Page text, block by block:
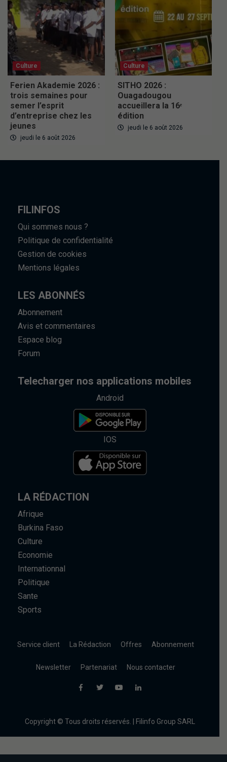
Culture
Ferien Akademie 2026 :
trois semaines pour
semer l’esprit
d’entreprise chez les
jeunes
jeudi le 6 août 2026
Culture
SITHO 2026 :
Ouagadougou
accueillera la 16ᵉ
édition
jeudi le 6 août 2026
FILINFOS
Qui sommes nous ?
Politique de confidentialité
Gestion de cookies
Mentions légales
LES ABONNÉS
Abonnement
Avis et commentaires
Espace blog
Forum
Telecharger nos applications mobiles
Android
IOS
LA RÉDACTION
Afrique
Burkina Faso
Culture
Economie
Internationnal
Politique
Sante
Sports
Service client La Rédaction Offres Abonnement
Newsletter Partenariat Nous contacter
Copyright © Tous droits réservés. | Filinfo Group SARL